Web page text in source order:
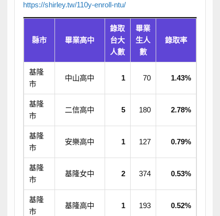
https://shirley.tw/110y-enroll-ntu/
縣市 畢業高中
錄取
台大
人數
畢業
生人
數
錄取率
基隆
市
中山高中 1 70 1.43%
基隆
市
二信高中 5 180 2.78%
基隆
市
安樂高中 1 127 0.79%
基隆
市
基隆女中 2 374 0.53%
基隆
市
基隆高中 1 193 0.52%